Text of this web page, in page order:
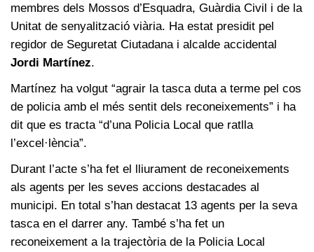
membres dels Mossos d’Esquadra, Guàrdia Civil i de la
Unitat de senyalització viària. Ha estat presidit pel
regidor de Seguretat Ciutadana i alcalde accidental
Jordi Martínez.
Martínez ha volgut “agrair la tasca duta a terme pel cos
de policia amb el més sentit dels reconeixements” i ha
dit que es tracta “d’una Policia Local que ratlla
l’excel·lència”.
Durant l’acte s’ha fet el lliurament de reconeixements
als agents per les seves accions destacades al
municipi. En total s’han destacat 13 agents per la seva
tasca en el darrer any. També s’ha fet un
reconeixement a la trajectòria de la Policia Local